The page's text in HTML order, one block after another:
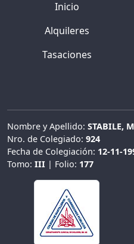
Inicio
Alquileres
Tasaciones
Nombre y Apellido: STABILE,
Nro. de Colegiado: 924
Fecha de Colegiación: 12-11-
Tomo: III | Folio: 177